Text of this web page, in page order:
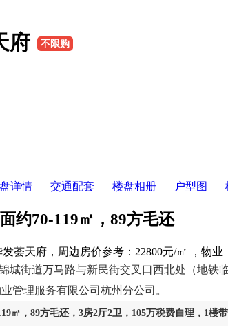
府 不限购
详情 交通配套 楼盘相册 户型图
约70-119㎡，89方毛还
发荟天府，周边房价参考：22800元/㎡ ，物
城街道万马路与新民街交叉口西北处（地铁
管理服务有限公司杭州分公司。
㎡，89方毛还，3房2厅2卫，105万税费自理，1楼